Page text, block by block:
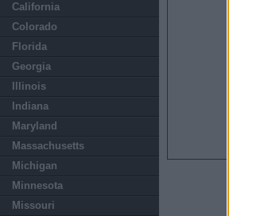
California
Colorado
Florida
Georgia
Illinois
Indiana
Maryland
Massachusetts
Michigan
Minnesota
Missouri